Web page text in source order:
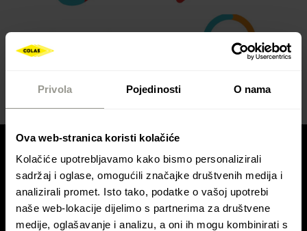
Privola Pojedinosti O nama
Ova web-stranica koristi kolačiće
Kolačiće upotrebljavamo kako bismo personalizirali
sadržaj i oglase, omogućili značajke društvenih medija i
analizirali promet. Isto tako, podatke o vašoj upotrebi
naše web-lokacije dijelimo s partnerima za društvene
medije, oglašavanje i analizu, a oni ih mogu kombinirati s
Skoči na glavni sadržaj
KONTAKTIRAJTE NAS
Kontaktirajte Colas Hrvatska d.d.